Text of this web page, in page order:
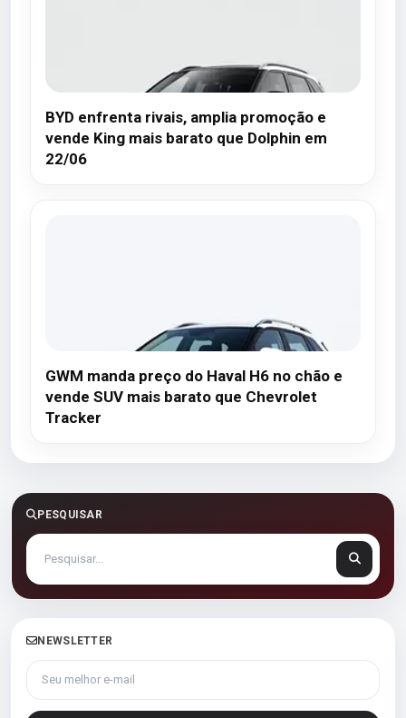
BYD enfrenta rivais, amplia promoção e
vende King mais barato que Dolphin em
22/06
GWM manda preço do Haval H6 no chão e
vende SUV mais barato que Chevrolet
Tracker
PESQUISAR
NEWSLETTER
Seu melhor e-mail